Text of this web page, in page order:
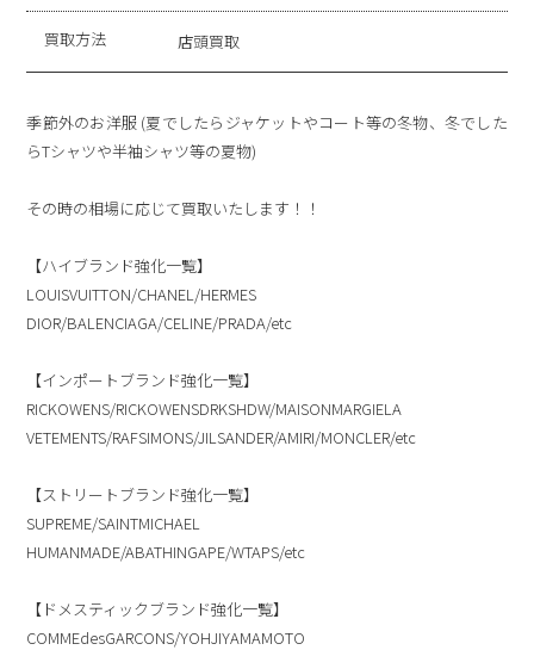
買取方法 店頭買取
季節外のお洋服 (夏でしたらジャケットやコート等の冬物、冬でした
らTシャツや半袖シャツ等の夏物)
その時の相場に応じて買取いたします！！
【ハイブランド強化一覧】
LOUISVUITTON/CHANEL/HERMES
DIOR/BALENCIAGA/CELINE/PRADA/etc
【インポートブランド強化一覧】
RICKOWENS/RICKOWENSDRKSHDW/MAISONMARGIELA
VETEMENTS/RAFSIMONS/JILSANDER/AMIRI/MONCLER/etc
【ストリートブランド強化一覧】
SUPREME/SAINTMICHAEL
HUMANMADE/ABATHINGAPE/WTAPS/etc
【ドメスティックブランド強化一覧】
COMMEdesGARCONS/YOHJIYAMAMOTO